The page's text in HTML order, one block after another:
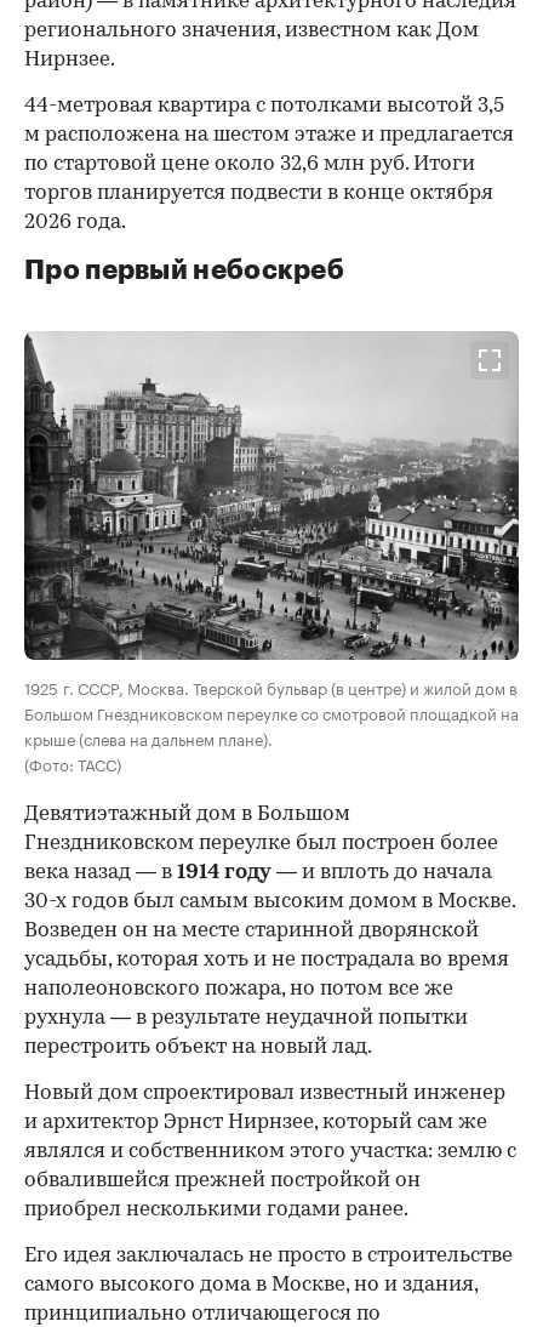
регионального значения, известном как Дом
Нирнзее.
44-метровая квартира с потолками высотой 3,5
м расположена на шестом этаже и предлагается
по стартовой цене около 32,6 млн руб. Итоги
торгов планируется подвести в конце октября
2026 года.
Про первый небоскреб
00:00 / 00:00
1925 г. СССР, Москва. Тверской бульвар (в центре) и жилой дом в
Большом Гнездниковском переулке со смотровой площадкой на
крыше (слева на дальнем плане).
(Фото: ТАСС)
Девятиэтажный дом в Большом
Гнездниковском переулке был построен более
века назад — в 1914 году — и вплоть до начала
30-х годов был самым высоким домом в Москве.
Возведен он на месте старинной дворянской
усадьбы, которая хоть и не пострадала во время
наполеоновского пожара, но потом все же
рухнула — в результате неудачной попытки
перестроить объект на новый лад.
Новый дом спроектировал известный инженер
и архитектор Эрнст Нирнзее, который сам же
являлся и собственником этого участка: землю с
обвалившейся прежней постройкой он
приобрел несколькими годами ранее.
Его идея заключалась не просто в строительстве
самого высокого дома в Москве, но и здания,
принципиально отличающегося по